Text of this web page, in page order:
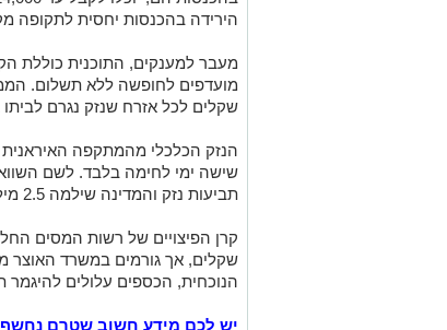
הירידה בהכנסות יחסית לתקופה
מעבר למענקים, התוכנית כוללת
שקלים לכל אזרח שנזק נגרם
תביעות נזק והמדינה שילמה 2.5 מיליארד שקלים בפיצויים.
שקלים, אך גורמים במשרד האוצר
הנוכחית, הכספים עלולים להיגמר
יש לכם מידע חשוב שטרם